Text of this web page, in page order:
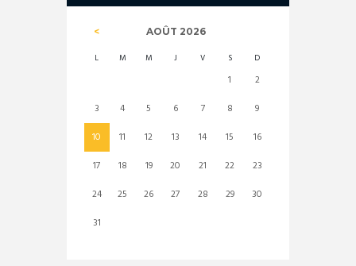
AOÛT 2026
L M M J V S D
1
2
3
4 5 6 7 8
9
10
11 12 13 14 15
16
17
18 19 20 21 22
23
24
25 26 27 28 29
30
31